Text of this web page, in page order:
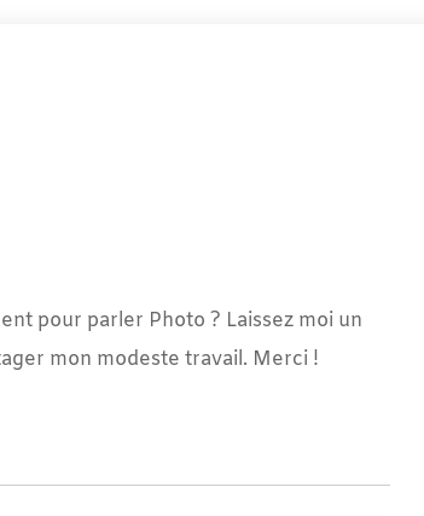
pour parler Photo ? Laissez moi un
mon modeste travail. Merci !